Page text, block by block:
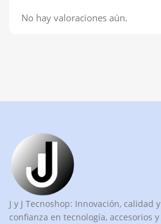
No hay valoraciones aún.
J y J Tecnoshop: Innovación, calidad y
confianza en tecnología, accesorios y